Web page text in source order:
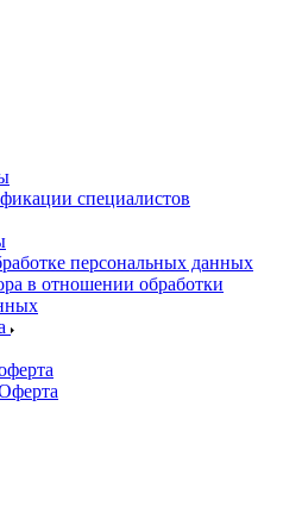
специалистов
персональных данных
в отношении обработки